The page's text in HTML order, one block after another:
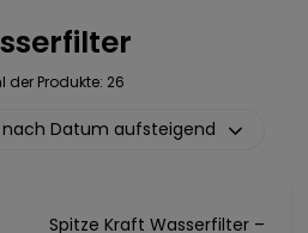
der Produkte: 26
Datum aufsteigend
Spitze Kraft Wasserfilter –